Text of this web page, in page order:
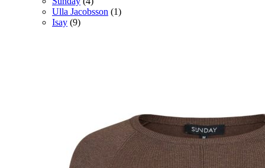
Ulla Jacobsson (1)
Isay (9)